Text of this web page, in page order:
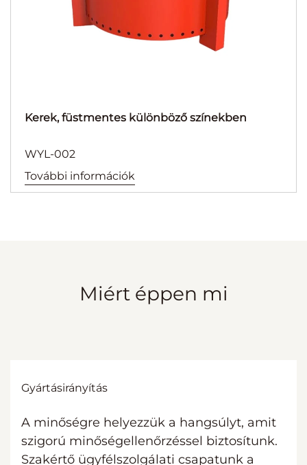
Kerek, füstmentes különböző színekben
WYL-002
További információk
Miért éppen mi
Gyártásirányítás
A minőségre helyezzük a hangsúlyt, amit
szigorú minőségellenőrzéssel biztosítunk.
Szakértő ügyfélszolgálati csapatunk a